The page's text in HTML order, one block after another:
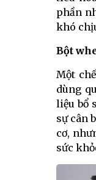
phần
khó
Bột
Một
dùng
liệu bổ
sự cân
cơ,
sức